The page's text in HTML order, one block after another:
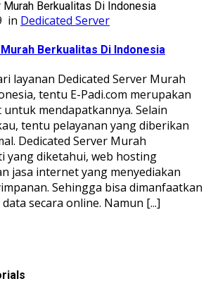
in Dedicated Server
Berkualitas Di Indonesia
layanan Dedicated Server Murah
tentu E-Padi.com merupakan
mendapatkannya. Selain
tentu pelayanan yang diberikan
Dedicated Server Murah
yang diketahui, web hosting
jasa internet yang menyediakan
Sehingga bisa dimanfaatkan
secara online. Namun [...]